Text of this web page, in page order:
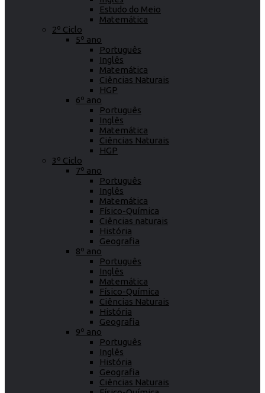
Estudo do Meio
Matemática
2º Ciclo
5º ano
Português
Inglês
Matemática
Ciências Naturais
HGP
6º ano
Português
Inglês
Matemática
Ciências Naturais
HGP
3º Ciclo
7º ano
Português
Inglês
Matemática
Físico-Química
Ciências naturais
História
Geografia
8º ano
Português
Inglês
Matemática
Físico-Química
Ciências Naturais
História
Geografia
9º ano
Português
Inglês
História
Geografia
Ciências Naturais